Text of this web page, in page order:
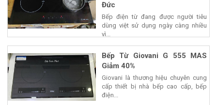
Đức
Bếp điện từ đang được người tiêu
dùng việt sử dụng ngày càng nhiều
vì...
Bếp Từ Giovani G 555 MAS
Giảm 40%
Giovani là thương hiệu chuyên cung
cấp thiết bị nhà bếp cao cấp, bếp
điện...